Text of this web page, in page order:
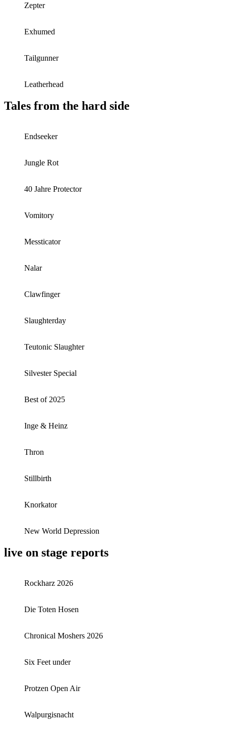
Zepter
Exhumed
Tailgunner
Leatherhead
Tales from the hard side
Endseeker
Jungle Rot
40 Jahre Protector
Vomitory
Messticator
Nalar
Clawfinger
Slaughterday
Teutonic Slaughter
Silvester Special
Best of 2025
Inge & Heinz
Thron
Stillbirth
Knorkator
New World Depression
live on stage reports
Rockharz 2026
Die Toten Hosen
Chronical Moshers 2026
Six Feet under
Protzen Open Air
Walpurgisnacht